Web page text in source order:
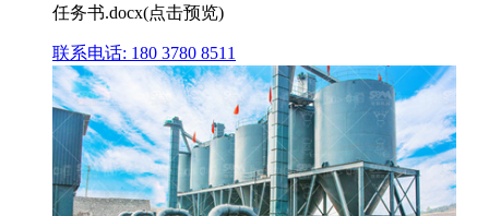
任务书.docx(点击预览)
联系电话: 180 3780 8511